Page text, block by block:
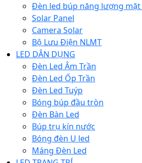
Đèn led búp năng lượng
Solar Panel
Camera Solar
Bộ Lưu Điện NLMT
LED DÂN DỤNG
Đèn Led Âm Trần
Đèn Led Ốp Trần
Đèn Led Tuýp
Bóng búp đầu tròn
Đèn Bàn Led
Búp trụ kín nước
Bóng đèn U led
Máng Đèn Led